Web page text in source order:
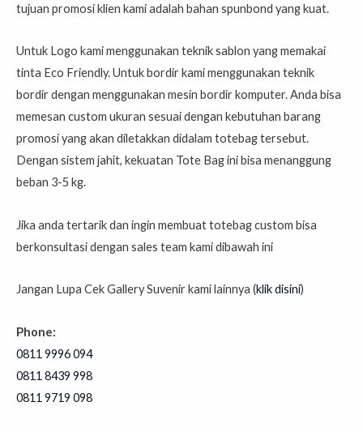
tujuan promosi klien kami adalah bahan spunbond yang kuat.
Untuk Logo kami menggunakan teknik sablon yang memakai
tinta Eco Friendly. Untuk bordir kami menggunakan teknik
bordir dengan menggunakan mesin bordir komputer. Anda bisa
memesan custom ukuran sesuai dengan kebutuhan barang
promosi yang akan diletakkan didalam totebag tersebut.
Dengan sistem jahit, kekuatan Tote Bag ini bisa menanggung
beban 3-5 kg.
Jika anda tertarik dan ingin membuat totebag custom bisa
berkonsultasi dengan sales team kami dibawah ini
Jangan Lupa Cek Gallery Suvenir kami lainnya (klik disini)
Phone:
0811 9996 094
0811 8439 998⁣⁣⁣⁣⁣⁣⁣⁣⁣⁣⁣⁣⁣⁣⁣⁣⁣⁣⁣⁣⁣⁣⁣⁣⁣⁣⁣⁣⁣⁣⁣
0811 9719 098⁣⁣⁣⁣⁣⁣⁣⁣⁣⁣⁣⁣⁣⁣⁣⁣⁣⁣⁣⁣⁣⁣⁣⁣⁣⁣